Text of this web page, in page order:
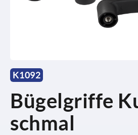
K1092
Bügelgriffe
schmal